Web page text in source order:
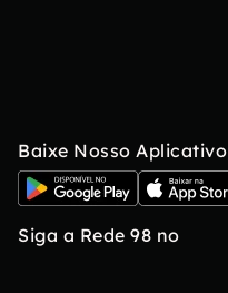
Baixe Nosso Aplicativo
Siga a Rede 98 no